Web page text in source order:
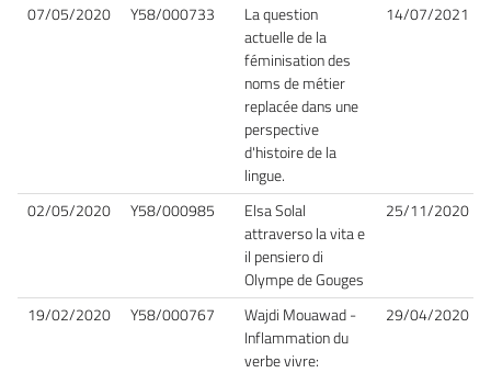
07/05/2020 Y58/000733
La question
actuelle de la
féminisation des
noms de métier
replacée dans une
perspective
d'histoire de la
lingue.
14/07/2021
02/05/2020 Y58/000985
Elsa Solal
attraverso la vita e
il pensiero di
Olympe de Gouges
25/11/2020
19/02/2020 Y58/000767
Wajdi Mouawad -
Inflammation du
verbe vivre:
29/04/2020